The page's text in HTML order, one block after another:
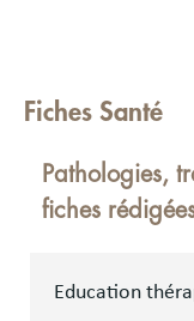
Fiches Santé
Pathologies,
fiches
Education